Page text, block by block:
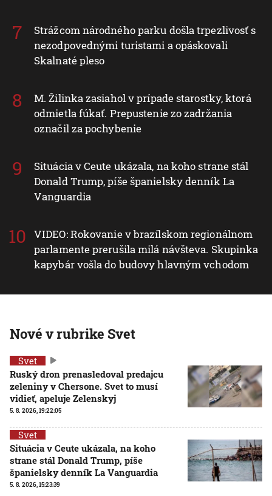
Strážcom národného parku došla trpezlivosť s
nezodpovednými turistami a opáskovali
Skalnaté pleso
M. Žilinka zasiahol v prípade starostky, ktorá
odmietla fúkať. Prepustenie zo zadržania
označil za pochybenie
Situácia v Ceute ukázala, na koho strane stál
Donald Trump, píše španielsky denník La
Vanguardia
VIDEO: Rokovanie v brazílskom regionálnom
parlamente prerušila milá návšteva. Skupinka
kapybár vošla do budovy hlavným vchodom
Nové v rubrike Svet
Svet
Ruský dron prenasledoval predajcu
zeleniny v Chersone. Svet to musí
vidieť, apeluje Zelenskyj
5. 8. 2026, 19:22:05
Svet
Situácia v Ceute ukázala, na koho
strane stál Donald Trump, píše
španielsky denník La Vanguardia
5. 8. 2026, 15:23:39